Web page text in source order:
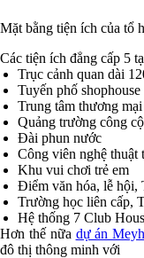
Mặt bằng tiện ích của tổ
Các tiện ích đẳng cấp 5
Trục cảnh quan dài
Tuyến phố shophouse
Trung tâm thương mại
Quảng trường công
Đài phun nước
Công viên nghệ thuật
Khu vui chơi trẻ em
Điểm văn hóa, lễ hội,
Trường học liên cấp,
Hệ thống 7 Club
Hơn thế nữa dự án
đô thị thông minh với